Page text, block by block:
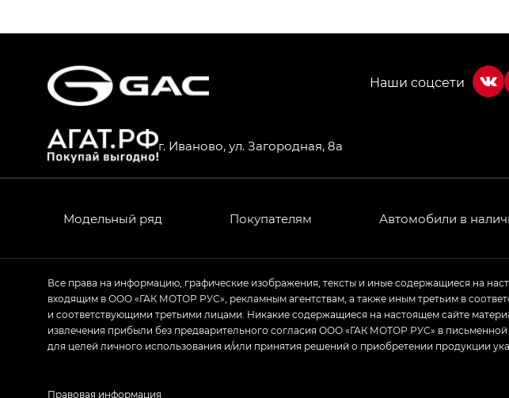
HYPTEC HT — Хайптек Эйч Ти (HYPTEC HT) в комплектации Экс
AION V — Айон Ви в комплектациях Экс — EX, Экс ПРЕМИУМ —
GS8 — Джи Эс 8 (GS8) в комплектациях Джи Эс 8 ТРЭВЕЛЛЕР —
GL
GS4 — Джи Эс 4 (GS4) в комплектациях Джи Би Передний
Empow — Эмпау (Empow) в комплектации Джи Эс — GS, Джи
г. Иваново, ул. Загородная, 8а
Модельный ряд Покупателям Автомобили в
Все права на информацию, графические изображения, тексты и иные содержащиеся на
входящим в ООО «ГАК МОТОР РУС», рекламным агентствам, а также иным третьим в
и соответствующими третьими лицами. Никакие содержащиеся на настоящем сайте
извлечения прибыли без предварительного согласия ООО «ГАК МОТОР РУС» в
для целей личного использования и/или принятия решений о приобретении продукции
Правовая информация